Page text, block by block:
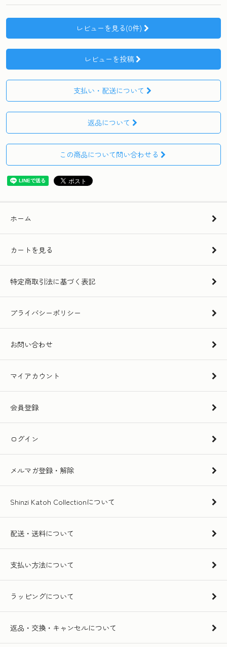
レビューを見る(0件)
レビューを投稿
支払い・配送について
返品について
この商品について問い合わせる
ホーム
カートを見る
特定商取引法に基づく表記
プライバシーポリシー
お問い合わせ
マイアカウント
会員登録
ログイン
メルマガ登録・解除
Shinzi Katoh Collectionについて
配送・送料について
支払い方法について
ラッピングについて
返品・交換・キャンセルについて